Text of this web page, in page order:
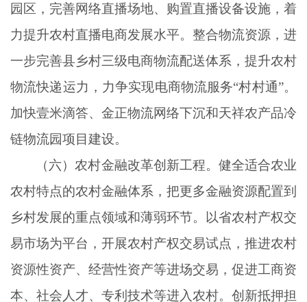
园区，完善网络直播场地、购置直播设备设施，着
力提升农村直播电商发展水平。整合物流资源，进
一步完善县乡村三级电商物流配送体系，提升农村
物流快递运力，力争实现电商物流服务“村村通”。
加快壹米滴答、金正物流网络下沉和天祥农产品冷
链物流园项目建设。
（六）农村金融改革创新工程。健全适合农业
农村特点的农村金融体系，把更多金融资源配置到
乡村发展的重点领域和薄弱环节。以省农村产权交
易市场为平台，开展农村产权交易试点，推进农村
资源性资产、经营性资产等进场交易，促进工商资
本、社会人才、专利技术等进入农村。创新抵押担